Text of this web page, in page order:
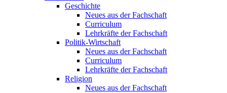
Geschichte
Neues aus der Fachschaft
Curriculum
Lehrkräfte der Fachschaft
Politik-Wirtschaft
Neues aus der Fachschaft
Curriculum
Lehrkräfte der Fachschaft
Religion
Neues aus der Fachschaft